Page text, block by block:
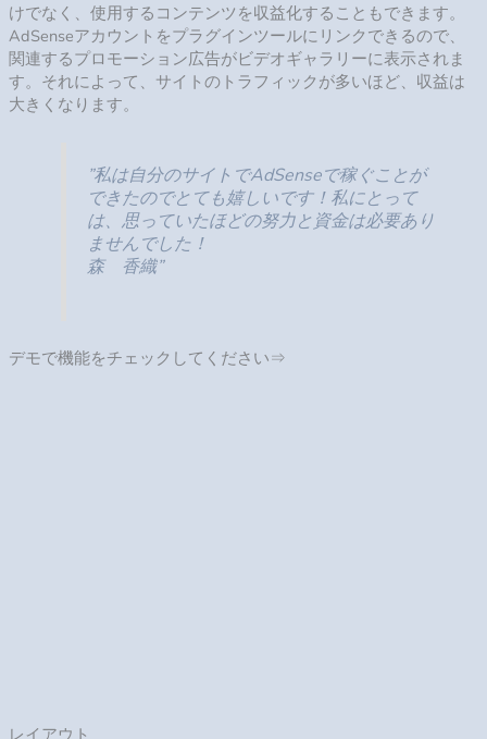
デモで機能をチェックしてください⇒
よく考えられた ギャラリーに動画を配置します
ウェブサイトに最適なYouTubeチャンネルギャラリーを形成する
ために、さまざまなレイアウトオプションを自由に使用できま
す。列、行の数を指定し、ガターを変更して、ウィジェットの
お楽しみください。検索オプションを有効にして、ユーザービ
リティを高め、スムーズかつ高速にします。